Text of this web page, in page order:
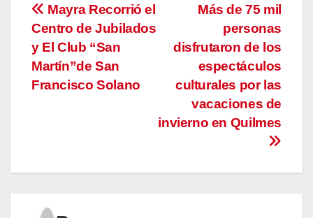
Navegación
de
entradas
Más de 75 mil
personas
disfrutaron de los
espectáculos
culturales por las
vacaciones de
invierno en Quilmes
Mayra Recorrió el
Centro de Jubilados
y El Club “San
Martín”de San
Francisco Solano